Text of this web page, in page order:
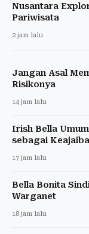
Nusantara
Pariwisata
2 jam lalu
Jangan Asal
Risikonya
14 jam lalu
Irish Bella
sebagai
17 jam lalu
Bella Bonita
Warganet
18 jam lalu